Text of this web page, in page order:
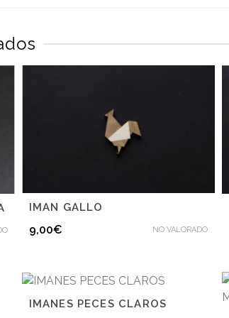
IMAN GALLO
NO VALORADO
9,00€
IMANES PECES CLAROS